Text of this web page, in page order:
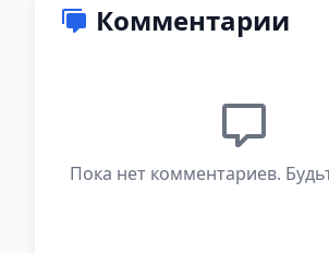
Комментарии
Пока нет комментариев.